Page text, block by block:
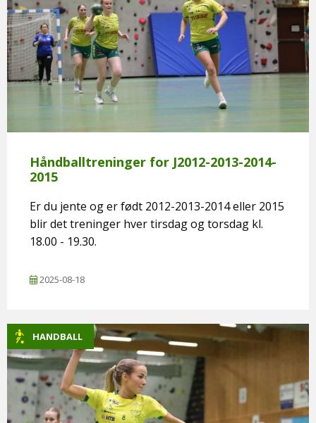
Håndballtreninger for J2012-2013-2014-
2015
Er du jente og er født 2012-2013-2014 eller 2015
blir det treninger hver tirsdag og torsdag kl.
18.00 - 19.30.
2025-08-18
HANDBALL